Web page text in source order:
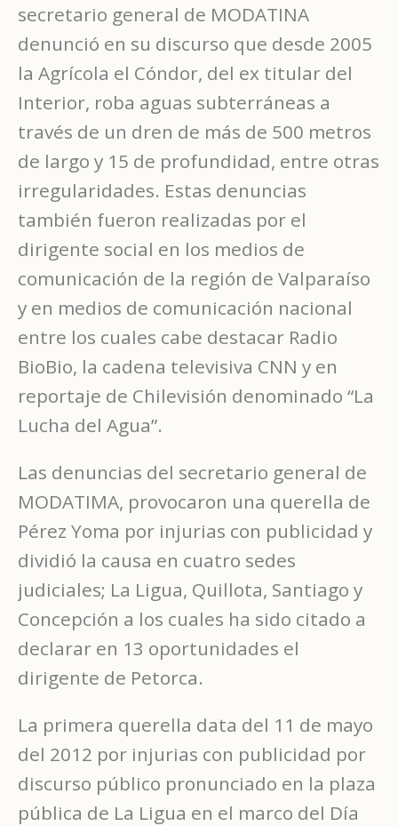
secretario general de MODATINA
denunció en su discurso que desde 2005
la Agrícola el Cóndor, del ex titular del
Interior, roba aguas subterráneas a
través de un dren de más de 500 metros
de largo y 15 de profundidad, entre otras
irregularidades. Estas denuncias
también fueron realizadas por el
dirigente social en los medios de
comunicación de la región de Valparaíso
y en medios de comunicación nacional
entre los cuales cabe destacar Radio
BioBio, la cadena televisiva CNN y en
reportaje de Chilevisión denominado “La
Lucha del Agua”.
Las denuncias del secretario general de
MODATIMA, provocaron una querella de
Pérez Yoma por injurias con publicidad y
dividió la causa en cuatro sedes
judiciales; La Ligua, Quillota, Santiago y
Concepción a los cuales ha sido citado a
declarar en 13 oportunidades el
dirigente de Petorca.
La primera querella data del 11 de mayo
del 2012 por injurias con publicidad por
discurso público pronunciado en la plaza
pública de La Ligua en el marco del Día